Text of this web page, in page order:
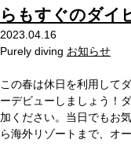
らもすぐのダイ
2023.04.16
Purely diving お知らせ
この春は休日を利用して
ーデビューしましょう！
加ください。当日でもお
ら海外リゾートまで、オ